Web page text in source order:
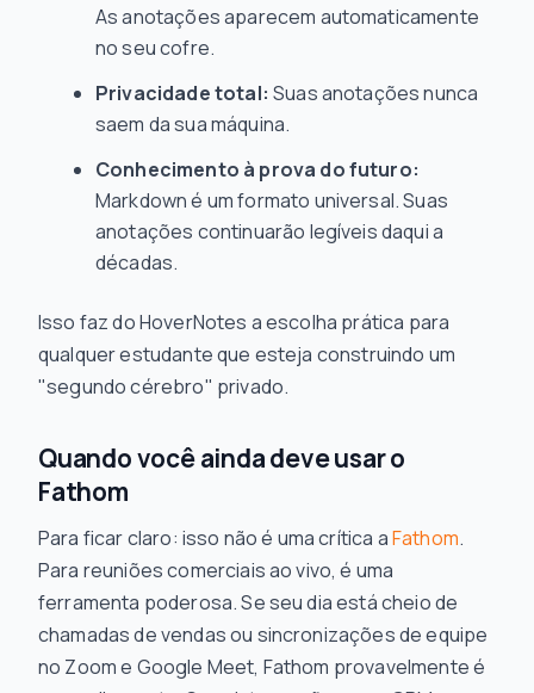
As anotações aparecem automaticamente
no seu cofre.
Privacidade total: Suas anotações nunca
saem da sua máquina.
Conhecimento à prova do futuro:
Markdown é um formato universal. Suas
anotações continuarão legíveis daqui a
décadas.
Isso faz do HoverNotes a escolha prática para
qualquer estudante que esteja construindo um
"segundo cérebro" privado.
Quando você ainda deve usar o
Fathom
Para ficar claro: isso não é uma crítica aFathom.
Para reuniões comerciais ao vivo, é uma
ferramenta poderosa. Se seu dia está cheio de
chamadas de vendas ou sincronizações de equipe
no Zoom e Google Meet, Fathom provavelmente é